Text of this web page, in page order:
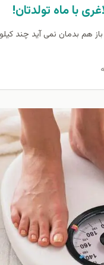
با ماه تولدتان!
هم بدمان نمی آید چند